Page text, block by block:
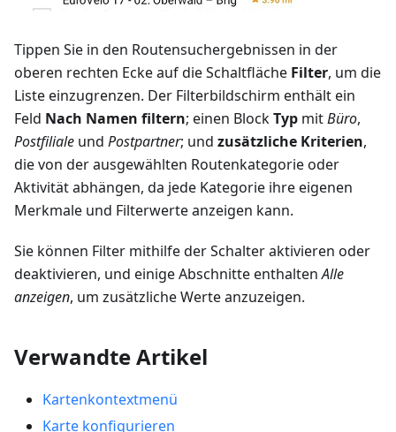
Tippen Sie in den Routensuchergebnissen in der
oberen rechten Ecke auf die Schaltfläche Filter, um die
Liste einzugrenzen. Der Filterbildschirm enthält ein
Feld Nach Namen filtern; einen BlockTyp mitBüro,
Postfiliale und Postpartner; und zusätzliche Kriterien,
die von der ausgewählten Routenkategorie oder
Aktivität abhängen, da jede Kategorie ihre eigenen
Merkmale und Filterwerte anzeigen kann.
Sie können Filter mithilfe der Schalter aktivieren oder
deaktivieren, und einige Abschnitte enthaltenAlle
anzeigen, um zusätzliche Werte anzuzeigen.
Verwandte Artikel
Kartenkontextmenü
Karte konfigurieren